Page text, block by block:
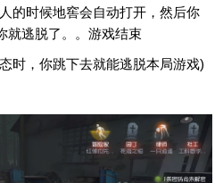
的时候地窖会自动打开，然后你
就逃脱了。。游戏结束
时，你跳下去就能逃脱本局游戏)